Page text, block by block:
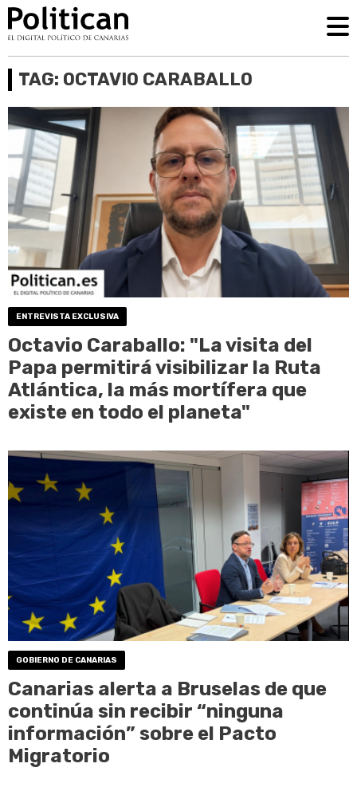
TAG: OCTAVIO CARABALLO
ENTREVISTA EXCLUSIVA
Octavio Caraballo: "La visita del
Papa permitirá visibilizar la Ruta
Atlántica, la más mortífera que
existe en todo el planeta"
GOBIERNO DE CANARIAS
Canarias alerta a Bruselas de que
continúa sin recibir “ninguna
información” sobre el Pacto
Migratorio